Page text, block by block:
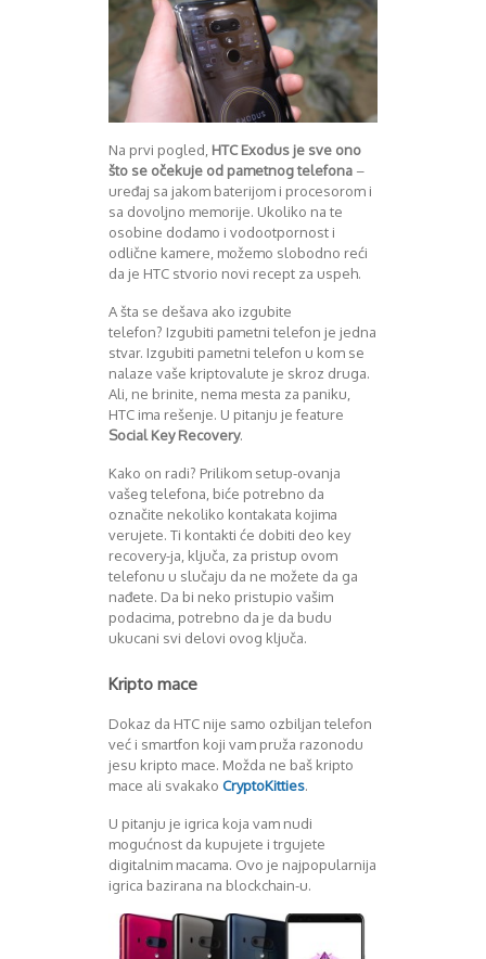
Na prvi pogled, HTC Exodus je sve ono
što se očekuje od pametnog telefona –
uređaj sa jakom baterijom i procesorom i
sa dovoljno memorije. Ukoliko na te
osobine dodamo i vodootpornost i
odlične kamere, možemo slobodno reći
da je HTC stvorio novi recept za uspeh.
A šta se dešava ako izgubite
telefon? Izgubiti pametni telefon je jedna
stvar. Izgubiti pametni telefon u kom se
nalaze vaše kriptovalute je skroz druga.
Ali, ne brinite, nema mesta za paniku,
HTC ima rešenje. U pitanju je feature
Social Key Recovery.
Kako on radi? Prilikom setup-ovanja
vašeg telefona, biće potrebno da
označite nekoliko kontakata kojima
verujete. Ti kontakti će dobiti deo key
recovery-ja, ključa, za pristup ovom
telefonu u slučaju da ne možete da ga
nađete. Da bi neko pristupio vašim
podacima, potrebno da je da budu
ukucani svi delovi ovog ključa.
Kripto mace
Dokaz da HTC nije samo ozbiljan telefon
već i smartfon koji vam pruža razonodu
jesu kripto mace. Možda ne baš kripto
mace ali svakako CryptoKitties.
U pitanju je igrica koja vam nudi
mogućnost da kupujete i trgujete
digitalnim macama. Ovo je najpopularnija
igrica bazirana na blockchain-u.